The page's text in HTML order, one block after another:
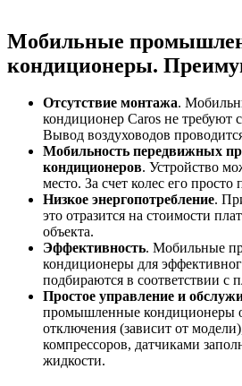
Мобильные
кондиционеры.
Отсутствие монтажа.
кондиционер Caros не требуют
Вывод воздуховодов
Мобильность передвижных
кондиционеров. Устройство
место. За счет колес его просто
Низкое энергопотребление.
это отразится на стоимости
объекта.
Эффективность. Мобильные
кондиционеры для
подбираются в соответствии
Простое управление и
промышленные кондиционеры
отключения (зависит от
компрессоров, датчиками
жидкости.